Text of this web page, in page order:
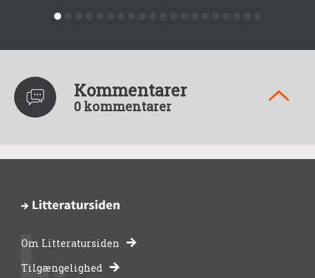
Kommentarer
0 kommentarer
-
Om Litteratursiden
Tilgængelighed